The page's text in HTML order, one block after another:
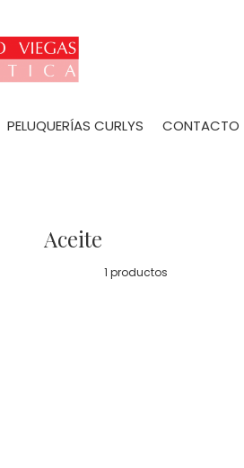
PELUQUERÍAS CURLYS CONTACTO
Aceite
1 productos